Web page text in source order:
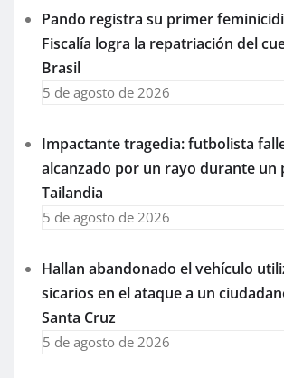
Pando registra su primer
Fiscalía logra la repatriación del
Brasil
5 de agosto de 2026
Impactante tragedia: futbolista
alcanzado por un rayo durante un
Tailandia
5 de agosto de 2026
Hallan abandonado el vehículo
sicarios en el ataque a un
Santa Cruz
5 de agosto de 2026